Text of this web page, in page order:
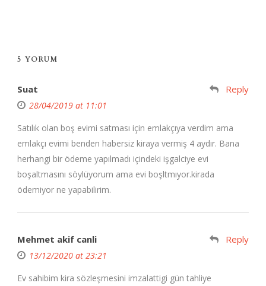
5 YORUM
Suat
28/04/2019 at 11:01
Reply
Satılık olan boş evimi satması için emlakçıya verdim ama
emlakçı evimi benden habersiz kiraya vermiş 4 aydır. Bana
herhangi bir ödeme yapılmadı içindeki işgalciye evi
boşaltmasını söylüyorum ama evi boşltmıyor.kirada
ödemiyor ne yapabilirim.
Mehmet akif canli
13/12/2020 at 23:21
Reply
Ev sahibim kira sözleşmesini imzalattigi gün tahliye